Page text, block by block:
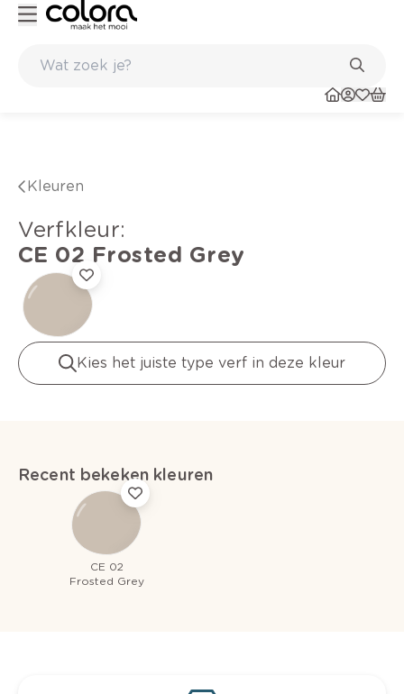
Kleuren
verfkleur:
CE 02 Frosted Grey
Kies het juiste type verf in deze kleur
Recent bekeken kleuren
CE 02
Frosted Grey